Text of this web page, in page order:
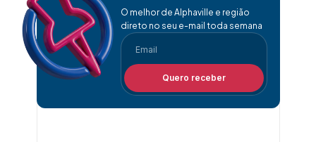
O melhor de Alphaville e região
direto no seu e-mail toda semana
Quero receber